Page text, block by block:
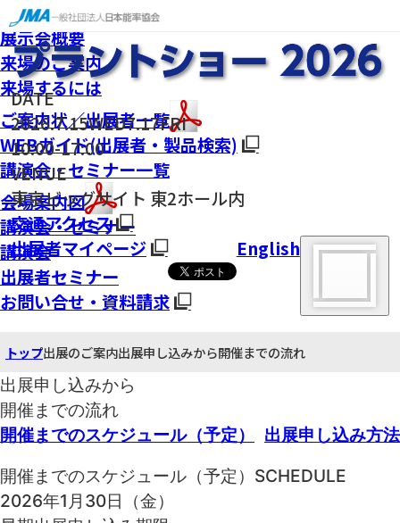
DATE
2026.7.15WED7.17FRI
10:00-17:00
VENUE
東京ビッグサイト 東2ホール内
交通アクセス
出展者マイページ
English
English
展示会概要
来場のご案内
来場するには
ご案内状／出展者一覧
WEBガイド(出展者・製品検索)
講演会・セミナー一覧
会場案内図
講演会・セミナー
講演会
出展者セミナー
お問い合せ・資料請求
トップ出展のご案内出展申し込みから開催までの流れ
出展申し込みから
開催までの流れ
開催までのスケジュール（予定）
出展申し込み方法
開催までのスケジュール（予定） SCHEDULE
2026年1月30日（金）